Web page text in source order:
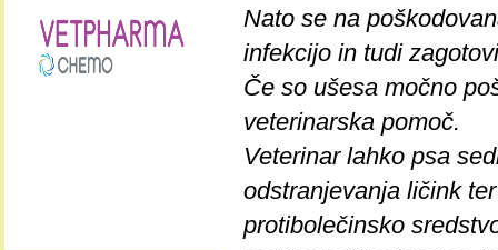
Nato se na
infekcijo in tudi
Če so ušesa močno
veterinarska pomoč.
Veterinar lahko psa
odstranjevanja ličink
protibolečinsko